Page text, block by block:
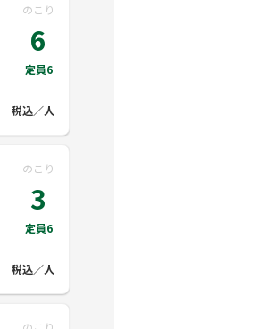
のこり
6
定員6
税込／人
のこり
3
定員6
税込／人